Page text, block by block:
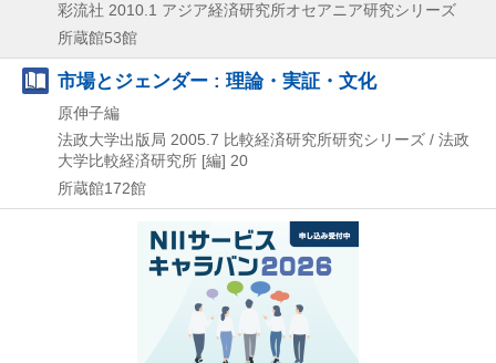
彩流社 2010.1 アジア経済研究所オセアニア研究シリーズ
所蔵館53館
市場とジェンダー : 理論・実証・文化
原伸子編
法政大学出版局 2005.7 比較経済研究所研究シリーズ / 法政
大学比較経済研究所 [編] 20
所蔵館172館